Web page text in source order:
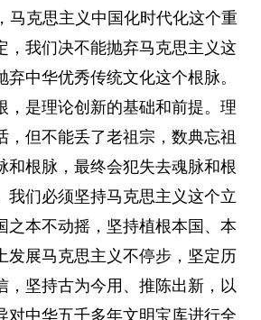
马克思主义中国化时代化这个重
，我们决不能抛弃马克思主义这
中华优秀传统文化这个根脉。
，是理论创新的基础和前提。理
，但不能丢了老祖宗，数典忘祖
和根脉，最终会犯失去魂脉和根
我们必须坚持马克思主义这个立
之本不动摇，坚持植根本国、本
发展马克思主义不停步，坚定历
，坚持古为今用、推陈出新，以
对中华五千多年文明宝库进行全